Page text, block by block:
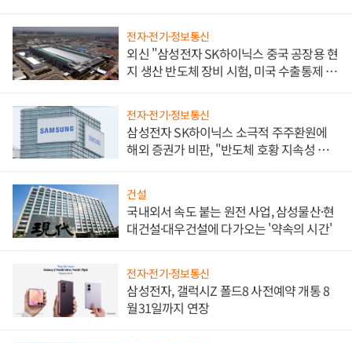
전자·전기·정보통신
외신 "삼성전자 SK하이닉스 중국 공장용 현
지 생산 반도체 장비 시험, 미국 수출통제 대
전자·전기·정보통신
삼성전자 SK하이닉스 소극적 주주환원에
해외 증권가 비판, "반도체 호황 지속성 의
건설
국내외서 속도 붙는 원전 사업, 삼성물산·현
대건설·대우건설에 다가오는 '약속의 시간'
전자·전기·정보통신
삼성전자, 갤럭시Z 폴드8 사전예약 개통 8
월31일까지 연장